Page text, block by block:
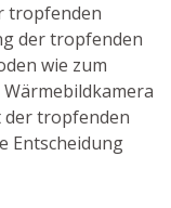
tropfenden
der tropfenden
wie zum
der tropfenden
Entscheidung